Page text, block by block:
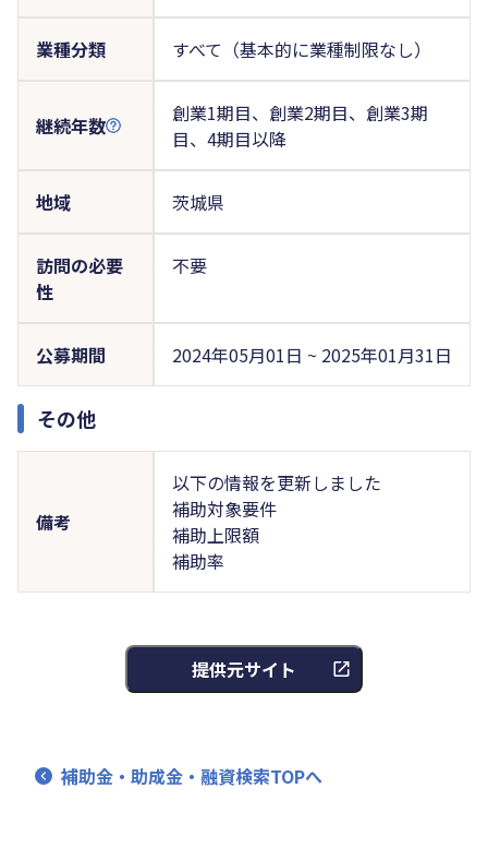
業種分類 すべて（基本的に業種制限なし）
継続年数
創業1期目、創業2期目、創業3期
目、4期目以降
地域 茨城県
訪問の必要
性
不要
公募期間 2024年05月01日 ~ 2025年01月31日
その他
備考
以下の情報を更新しました
補助対象要件
補助上限額
補助率
提供元サイト
補助金・助成金・融資検索TOPへ